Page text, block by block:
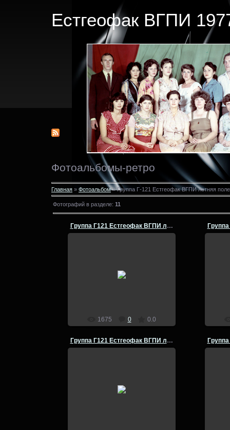
Естгеофак ВГПИ
Фотоальбомы-ретро
Главная » Фотоальбом» Группа Г-121 Естгеофак ВГПИ летняя
Фотографий в разделе: 11
Группа Г121 Естгеофак ВГПИ летняя полевая практика
1675 0 0.0
Группа Г121 Естгеофак ВГПИ летняя полевая практика